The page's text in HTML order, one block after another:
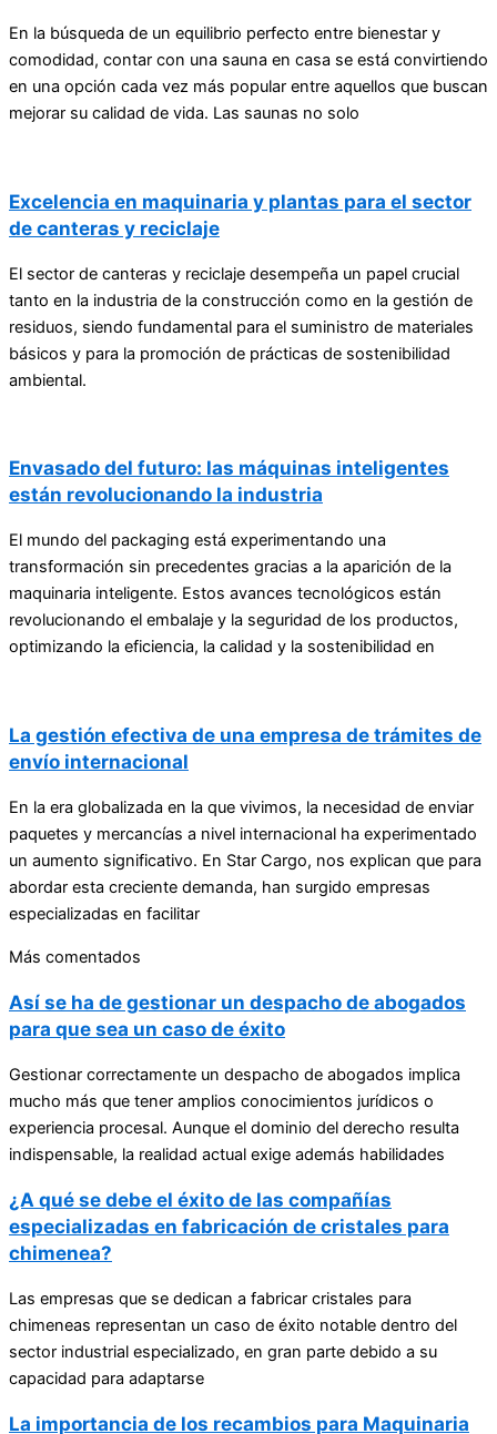
En la búsqueda de un equilibrio perfecto entre bienestar y
comodidad, contar con una sauna en casa se está convirtiendo
en una opción cada vez más popular entre aquellos que buscan
mejorar su calidad de vida. Las saunas no solo
Excelencia en maquinaria y plantas para el sector
de canteras y reciclaje
El sector de canteras y reciclaje desempeña un papel crucial
tanto en la industria de la construcción como en la gestión de
residuos, siendo fundamental para el suministro de materiales
básicos y para la promoción de prácticas de sostenibilidad
ambiental.
Envasado del futuro: las máquinas inteligentes
están revolucionando la industria
El mundo del packaging está experimentando una
transformación sin precedentes gracias a la aparición de la
maquinaria inteligente. Estos avances tecnológicos están
revolucionando el embalaje y la seguridad de los productos,
optimizando la eficiencia, la calidad y la sostenibilidad en
La gestión efectiva de una empresa de trámites de
envío internacional
En la era globalizada en la que vivimos, la necesidad de enviar
paquetes y mercancías a nivel internacional ha experimentado
un aumento significativo. En Star Cargo, nos explican que para
abordar esta creciente demanda, han surgido empresas
especializadas en facilitar
Más comentados
Así se ha de gestionar un despacho de abogados
para que sea un caso de éxito
Gestionar correctamente un despacho de abogados implica
mucho más que tener amplios conocimientos jurídicos o
experiencia procesal. Aunque el dominio del derecho resulta
indispensable, la realidad actual exige además habilidades
¿A qué se debe el éxito de las compañías
especializadas en fabricación de cristales para
chimenea?
Las empresas que se dedican a fabricar cristales para
chimeneas representan un caso de éxito notable dentro del
sector industrial especializado, en gran parte debido a su
capacidad para adaptarse
La importancia de los recambios para Maquinaria